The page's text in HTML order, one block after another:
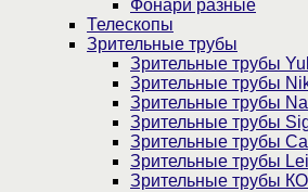
Фонари разные
Телескопы
Зрительные трубы
Зрительные трубы
Зрительные трубы
Зрительные трубы
Зрительные трубы
Зрительные трубы
Зрительные трубы
Зрительные трубы